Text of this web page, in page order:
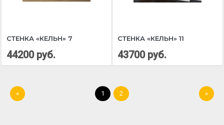
СТЕНКА «КЕЛЬН» 7
44200 руб.
СТЕНКА «КЕЛЬН» 11
43700 руб.
« 1 2 »